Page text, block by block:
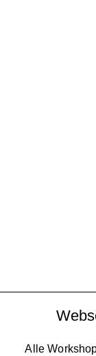
Alle